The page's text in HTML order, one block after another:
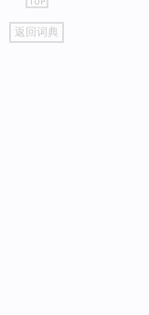
go
top
返回词典